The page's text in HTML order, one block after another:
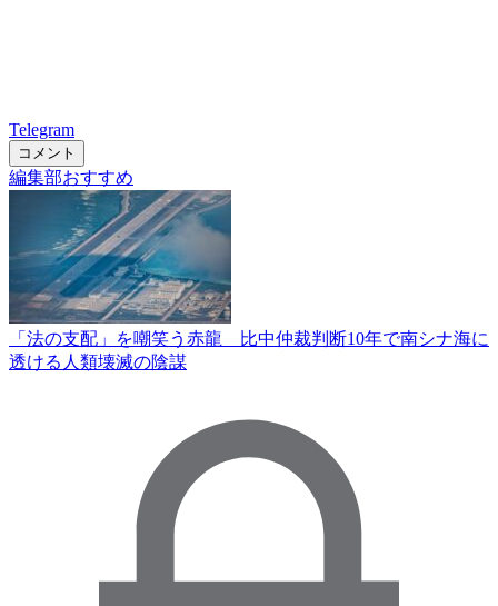
Telegram
コメント
編集部おすすめ
「法の支配」を嘲笑う赤龍 比中仲裁判断10年で南シナ海に
透ける人類壊滅の陰謀